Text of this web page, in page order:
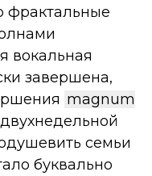
фрактальные
вокальная
завершена,
magnum
семьи
буквально